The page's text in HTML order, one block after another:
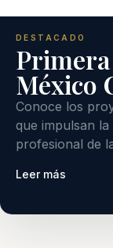
DESTACADO
México
Conoce los
que impulsan
profesional de
Leer más